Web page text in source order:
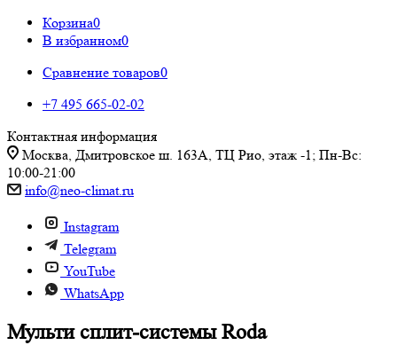
Корзина0
В избранном0
Сравнение товаров0
+7 495 665-02-02
Контактная информация
Москва, Дмитровское ш. 163А, ТЦ Рио, этаж -1; Пн-Вс:
10:00-21:00
info@neo-climat.ru
Instagram
Telegram
YouTube
WhatsApp
Мульти сплит-системы Roda